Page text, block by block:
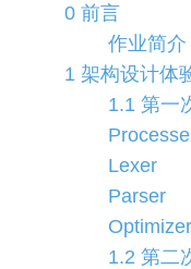
0 前言
作业简介
1 架构设计体
1.1 第一
Lexer
Parser
Optimizer
1.2 第二